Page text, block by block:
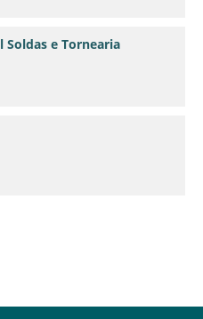
Soldas e Tornearia